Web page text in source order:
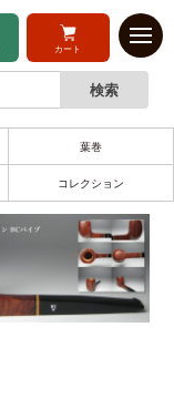
カート
葉巻
コレクション